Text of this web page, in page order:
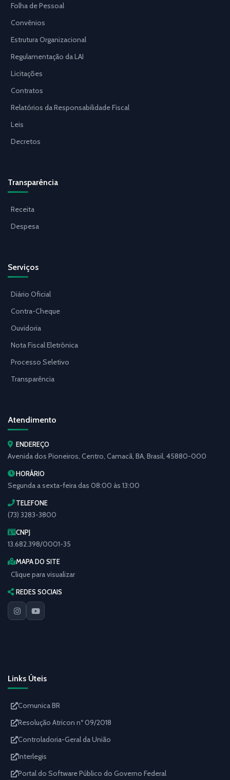
Folha de Pessoal
Convênios
Estrutura Organizacional
Regulamentação da LAI
Licitações
Contratos
Relatórios da Responsabilidade Fiscal
Leis
Decretos
Transparência
Receita
Despesa
Serviços
Diário Oficial
Contra-Cheque
Ouvidoria
Nota Fiscal Eletrônica
Processo Seletivo
Transparência
Atendimento
ENDEREÇO
Avenida dos Pioneiros, Centro, Camacã, BA, Brasil, 45880-000
HORÁRIO
Segunda a sexta-feira das 08:00 às 13:00
TELEFONE
(73) 3283-3800
CNPJ
13.682.398/0001-35
MAPA DO SITE
Clique para visualizar
REDES SOCIAIS
Links Úteis
Comunica BR
Resolução Atricon nº 09/2018
Controladoria-Geral da União
Interlegis
Portal do Software Público do Governo Federal